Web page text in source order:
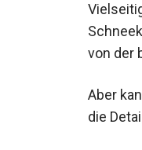
von der
Aber
die